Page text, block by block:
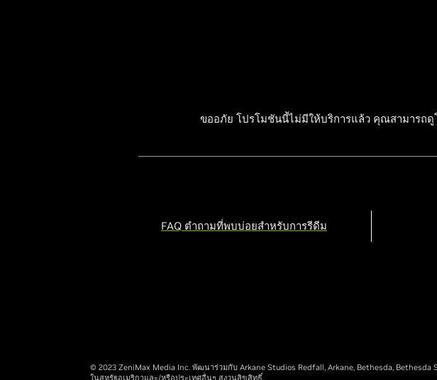
ขออภัย โปรโมชันนี้ไม่มีให้บริการแล้ว คุณสามารถดู
FAQ ตำถามที่พบบ่อยสำหรับการรีดีม
© 2023 ZeniMax Media Inc. พัฒนาร่วมกับ Arkane Studios Redfall, Arkane, Bethesda, Bethesda
ในสหรัฐอเมริกาและ/หรือประเทศอื่นๆ สงวนลิขสิทธิ์.